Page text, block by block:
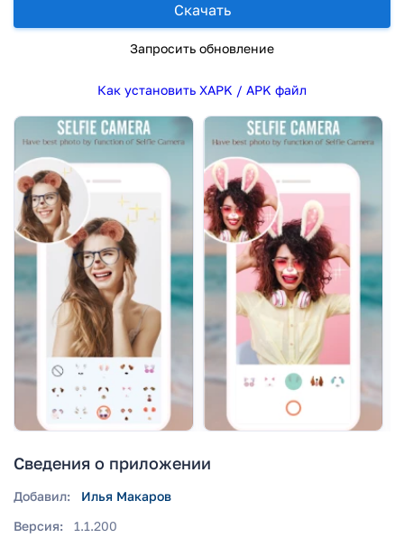
Скачать
Запросить обновление
Как установить XAPK / APK файл
Сведения о приложении
Добавил:
Илья Макаров
Версия:
1.1.200